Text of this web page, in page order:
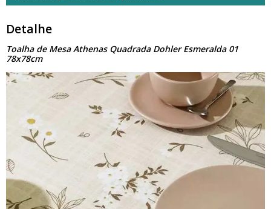
Detalhe
Toalha de Mesa Athenas Quadrada Dohler Esmeralda 01
78x78cm